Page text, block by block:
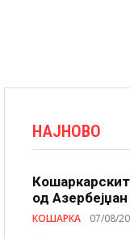
НАЈНОВО
од
КОШАРКА 07/08/